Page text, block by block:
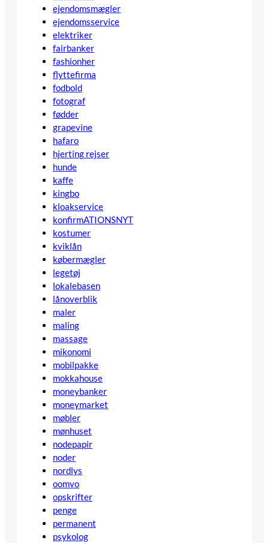
ejendomsmægler
ejendomsservice
elektriker
fairbanker
fashionher
flyttefirma
fodbold
fotograf
fødder
grapevine
hafaro
hjerting rejser
hunde
kaffe
kingbo
kloakservice
konfirmATIONSNYT
kostumer
kviklån
købermægler
legetøj
lokalebasen
lånoverblik
maler
maling
massage
mikonomi
mobilpakke
mokkahouse
moneybanker
moneymarket
møbler
mønhuset
nodepapir
noder
nordlys
oomvo
opskrifter
penge
permanent
psykolog